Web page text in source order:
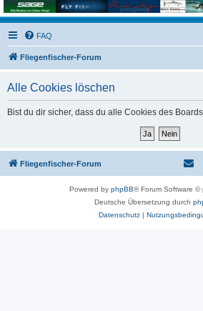
FAQ
Fliegenfischer-Forum
Alle Cookies löschen
Bist du dir sicher, dass du alle Cookies des
Fliegenfischer-Forum
Powered by phpBB® Forum Software ©
Deutsche Übersetzung durch
Datenschutz|